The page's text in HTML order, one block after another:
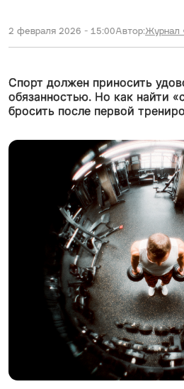
2 февраля 2026 - 15:00Автор:Журнал
Спорт должен приносить
обязанностью. Но как найти
бросить после первой